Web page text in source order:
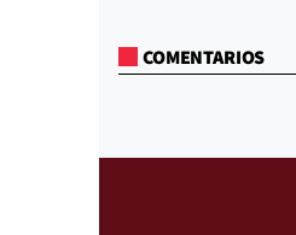
COMENTARIOS